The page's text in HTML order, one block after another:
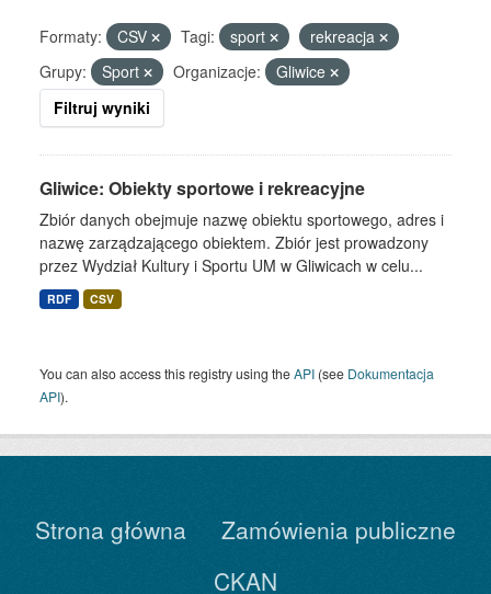
Formaty: CSV Tagi: sport
rekreacja
Grupy:
Sport Organizacje:
Gliwice
Filtruj wyniki
Gliwice: Obiekty sportowe i rekreacyjne
Zbiór danych obejmuje nazwę obiektu sportowego, adres i
nazwę zarządzającego obiektem. Zbiór jest prowadzony
przez Wydział Kultury i Sportu UM w Gliwicach w celu...
RDF CSV
You can also access this registry using theAPI (see Dokumentacja
API).
Strona główna
Zamówienia publiczne
CKAN